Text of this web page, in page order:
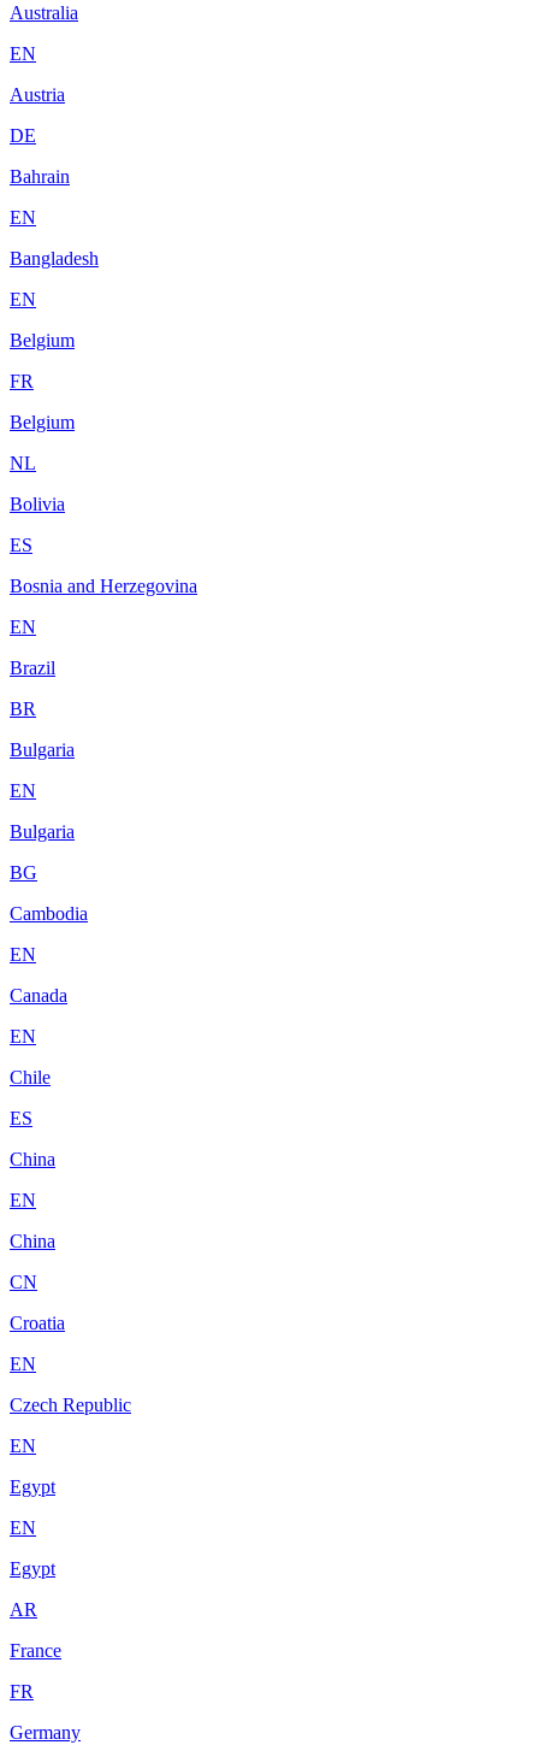
Australia
EN
Austria
DE
Bahrain
EN
Bangladesh
EN
Belgium
FR
Belgium
NL
Bolivia
ES
Bosnia and Herzegovina
EN
Brazil
BR
Bulgaria
EN
Bulgaria
BG
Cambodia
EN
Canada
EN
Chile
ES
China
EN
China
CN
Croatia
EN
Czech Republic
EN
Egypt
EN
Egypt
AR
France
FR
Germany